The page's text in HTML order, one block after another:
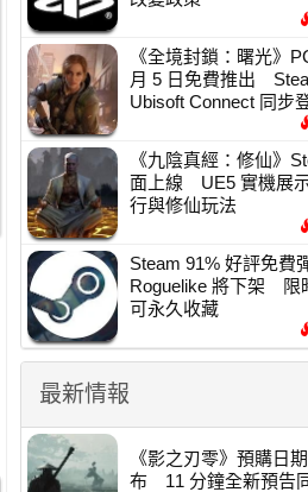
《全境封鎖：曙光》
月 5 日免費推出
Ubisoft Connect 同步
《九陰真經：修仙》
面上線 UE5 實機展
行與修仙玩法
Steam 91% 好評免費
Roguelike 將下架 限
可永久收藏
最新情報
《影之刃零》預購日
布 11 分鐘全新預告